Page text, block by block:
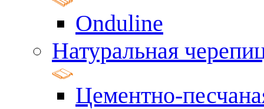
Onduline
Натуральная
Цементно-